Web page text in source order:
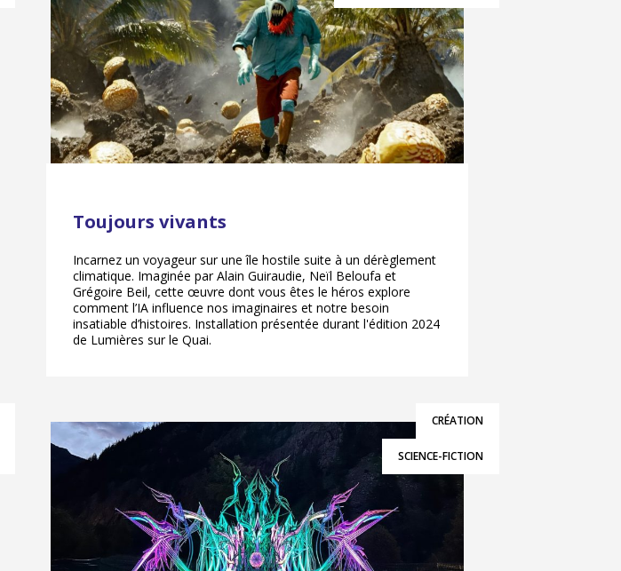
Toujours vivants
Incarnez un voyageur sur une île hostile suite à un dérèglement
climatique. Imaginée par Alain Guiraudie, Neïl Beloufa et
Grégoire Beil, cette œuvre dont vous êtes le héros explore
comment l’IA influence nos imaginaires et notre besoin
insatiable d’histoires. Installation présentée durant l'édition 2024
de Lumières sur le Quai.
CRÉATION
SCIENCE-FICTION